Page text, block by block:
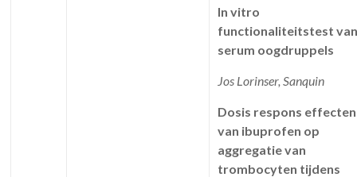
In vitro
functionaliteitstest
serum oogdruppels
Jos Lorinser, Sanquin
Dosis respons effecten
van ibuprofen op
aggregatie van
trombocyten tijdens